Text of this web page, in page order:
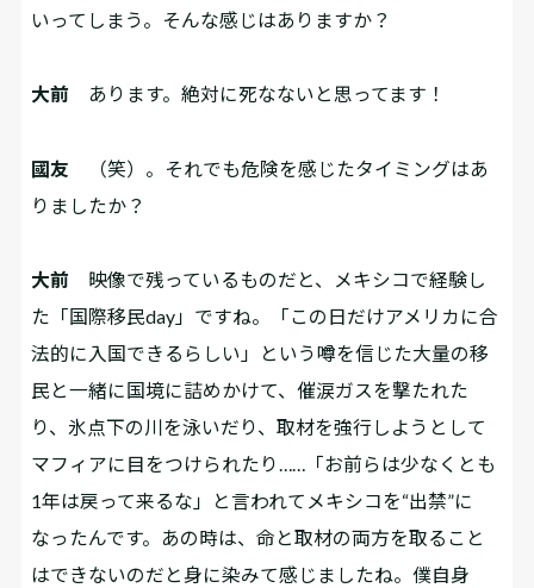
いってしまう。そんな感じはありますか？
大前 あります。絶対に死なないと思ってます！
國友 （笑）。それでも危険を感じたタイミングはあ
りましたか？
大前 映像で残っているものだと、メキシコで経験し
た「国際移民day」ですね。「この日だけアメリカに合
法的に入国できるらしい」という噂を信じた大量の移
民と一緒に国境に詰めかけて、催涙ガスを撃たれた
り、氷点下の川を泳いだり、取材を強行しようとして
マフィアに目をつけられたり……「お前らは少なくとも
1年は戻って来るな」と言われてメキシコを“出禁”に
なったんです。あの時は、命と取材の両方を取ること
はできないのだと身に染みて感じましたね。僕自身